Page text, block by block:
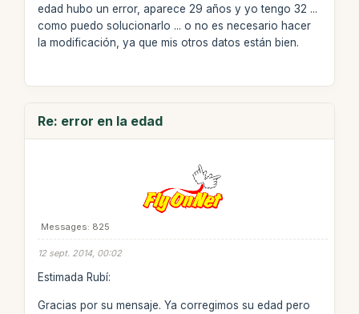
edad hubo un error, aparece 29 años y yo tengo 32 ...
como puedo solucionarlo ... o no es necesario hacer
la modificación, ya que mis otros datos están bien.
Re: error en la edad
Messages: 825
12 sept. 2014, 00:02
Estimada Rubí:
Gracias por su mensaje. Ya corregimos su edad pero